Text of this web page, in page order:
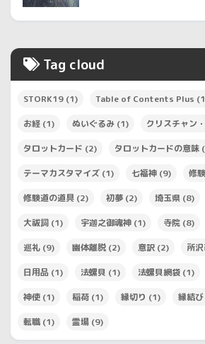
Tag cloud
STORK19 (1) Table of Contents Plus
お経 (1) ぬいぐるみ (1) クリスチャン
タロットカード (2) タロットカードの意味
テーマカスタマイズ (1) 七福神 (9) 修
修験道の道具 (2) 初夢 (2) 埼玉県 (8)
大祓詞 (1) 宇迦之御魂神 (1) 寺院 (8)
巡礼 (9) 幽体離脱 (2) 意訳 (2) 所
日用品 (1) 法螺貝 (1) 法螺貝網袋 (1)
神使 (1) 稲荷 (1) 縁切り (1) 縁結び
転職 (1) 霊場 (9)